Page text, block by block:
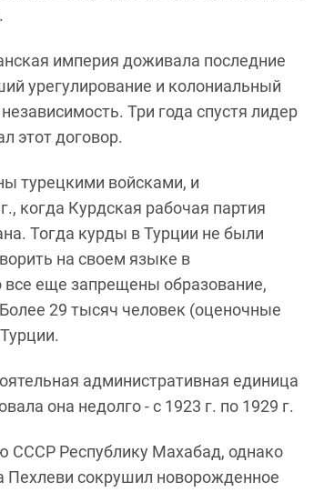
империя доживала последние
урегулирование и колониальный
Три года спустя лидер
этот договор.
турецкими войсками, и
когда Курдская рабочая партия
Тогда курды в Турции не были
на своем языке в
все еще запрещены образование,
29 тысяч человек (оценочные
административная единица
она недолго - с 1923 г. по 1929 г.
СССР Республику Махабад, однако
сокрушил новорожденное